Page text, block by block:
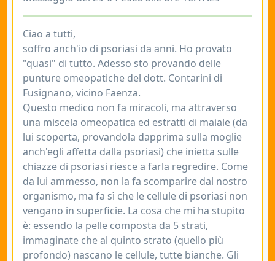
Ciao a tutti,
soffro anch'io di psoriasi da anni. Ho provato
"quasi" di tutto. Adesso sto provando delle
punture omeopatiche del dott. Contarini di
Fusignano, vicino Faenza.
Questo medico non fa miracoli, ma attraverso
una miscela omeopatica ed estratti di maiale (da
lui scoperta, provandola dapprima sulla moglie
anch'egli affetta dalla psoriasi) che inietta sulle
chiazze di psoriasi riesce a farla regredire. Come
da lui ammesso, non la fa scomparire dal nostro
organismo, ma fa sì che le cellule di psoriasi non
vengano in superficie. La cosa che mi ha stupito
è: essendo la pelle composta da 5 strati,
immaginate che al quinto strato (quello più
profondo) nascano le cellule, tutte bianche. Gli